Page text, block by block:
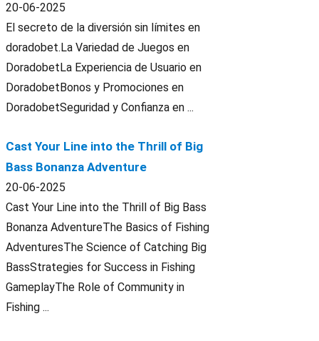
20-06-2025
El secreto de la diversión sin límites en
doradobet.La Variedad de Juegos en
DoradobetLa Experiencia de Usuario en
DoradobetBonos y Promociones en
DoradobetSeguridad y Confianza en ...
Cast Your Line into the Thrill of Big
Bass Bonanza Adventure
20-06-2025
Cast Your Line into the Thrill of Big Bass
Bonanza AdventureThe Basics of Fishing
AdventuresThe Science of Catching Big
BassStrategies for Success in Fishing
GameplayThe Role of Community in
Fishing ...